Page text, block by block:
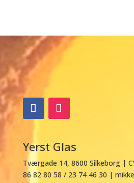
Yerst Glas
Tværgade 14, 8600 Silkeborg |
86 82 80 58 / 23 74 46 30 |